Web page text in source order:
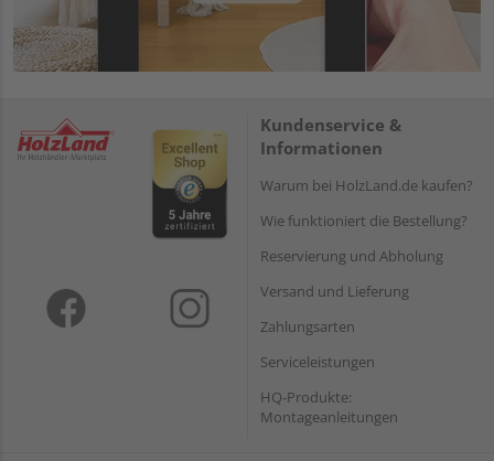
Kundenservice &
Informationen
Warum bei HolzLand.de kaufen?
Wie funktioniert die Bestellung?
Reservierung und Abholung
Versand und Lieferung
Zahlungsarten
Serviceleistungen
HQ-Produkte:
Montageanleitungen